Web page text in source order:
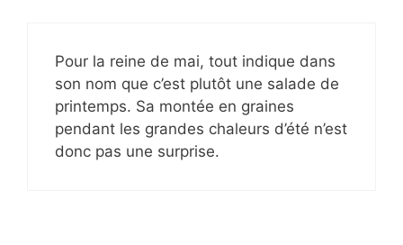
Pour la reine de mai, tout indique dans
son nom que c’est plutôt une salade de
printemps. Sa montée en graines
pendant les grandes chaleurs d’été n’est
donc pas une surprise.